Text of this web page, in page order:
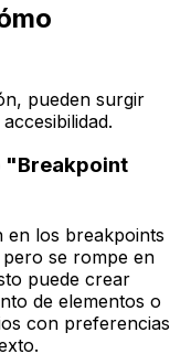
pueden surgir
"Breakpoint
en los breakpoints
se rompe en
puede crear
de elementos o
con preferencias